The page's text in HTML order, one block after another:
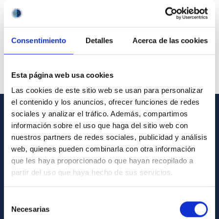
Consentimiento Detalles Acerca de las cookies
Esta página web usa cookies
Las cookies de este sitio web se usan para personalizar
el contenido y los anuncios, ofrecer funciones de redes
sociales y analizar el tráfico. Además, compartimos
información sobre el uso que haga del sitio web con
nuestros partners de redes sociales, publicidad y análisis
web, quienes pueden combinarla con otra información
que les haya proporcionado o que hayan recopilado a
partir del uso que haya hecho de sus servicios.
Necesarias
GENERAL INFORMATION
How to get to the IAC
List of personnel
General register